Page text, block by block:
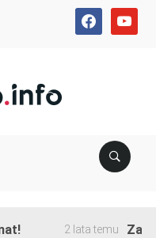
facebookyoutube
2 lata temu